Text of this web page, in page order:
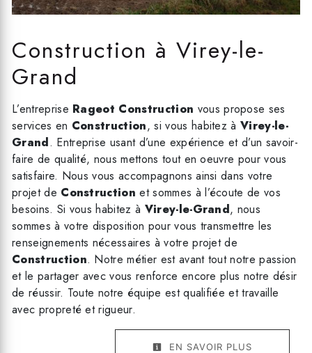
Construction à Virey-le-
Grand
L’entreprise Rageot Construction vous propose ses
services en Construction, si vous habitez àVirey-le-
Grand. Entreprise usant d’une expérience et d’un savoir-
faire de qualité, nous mettons tout en oeuvre pour vous
satisfaire. Nous vous accompagnons ainsi dans votre
projet de Construction et sommes à l’écoute de vos
besoins. Si vous habitez à Virey-le-Grand, nous
sommes à votre disposition pour vous transmettre les
renseignements nécessaires à votre projet de
Construction. Notre métier est avant tout notre passion
et le partager avec vous renforce encore plus notre désir
de réussir. Toute notre équipe est qualifiée et travaille
avec propreté et rigueur.
EN SAVOIR PLUS